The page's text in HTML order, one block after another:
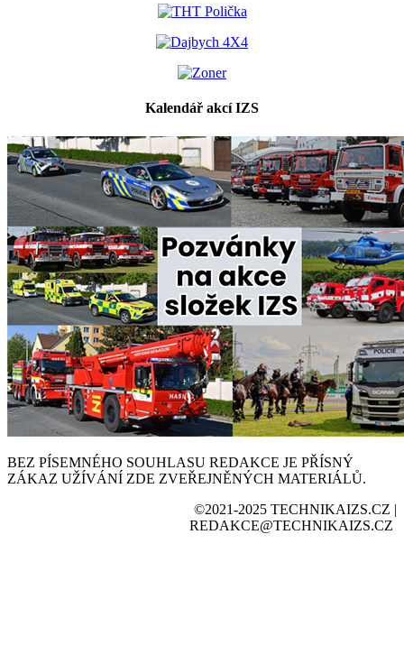
Kalendář akcí IZS
BEZ PÍSEMNÉHO SOUHLASU REDAKCE JE PŘÍSNÝ
ZÁKAZ UŽÍVÁNÍ ZDE ZVEŘEJNĚNÝCH MATERIÁLŮ.
©2021-2025 TECHNIKAIZS.CZ |
REDAKCE@TECHNIKAIZS.CZ